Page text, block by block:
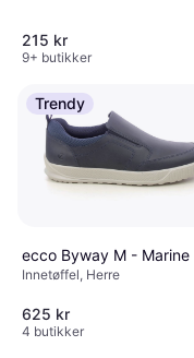
215 kr
9+ butikker
Trendy
ecco Byway M - Marine
Innetøffel, Herre
625 kr
4 butikker